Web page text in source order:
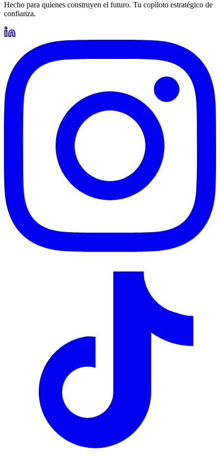
Hecho para quienes construyen el futuro. Tu copiloto estratégico de
confianza.